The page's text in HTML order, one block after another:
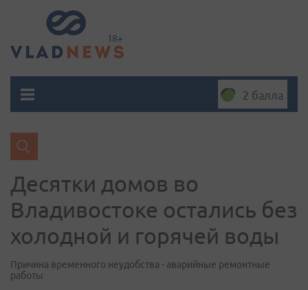
2 балла
Десятки домов во
Владивостоке остались без
холодной и горячей воды
Причина временного неудобства - аварийные ремонтные
работы